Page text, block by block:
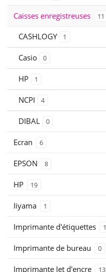
Caisses enregistreuses 11
CASHLOGY 1
Casio 0
HP 1
NCPI 4
DIBAL 0
Ecran 6
EPSON 8
HP 19
Iiyama 1
Imprimante d'étiquettes 1
Imprimante de bureau 0
Imprimante Jet d'encre 13